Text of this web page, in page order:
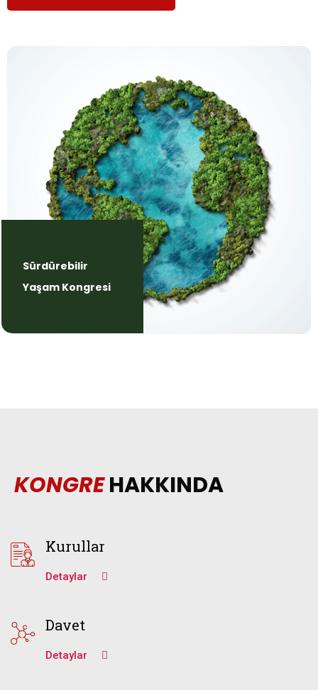
Sürdürebilir
Yaşam Kongresi
KONGREHAKKINDA
Kurullar
Detaylar
Davet
Detaylar